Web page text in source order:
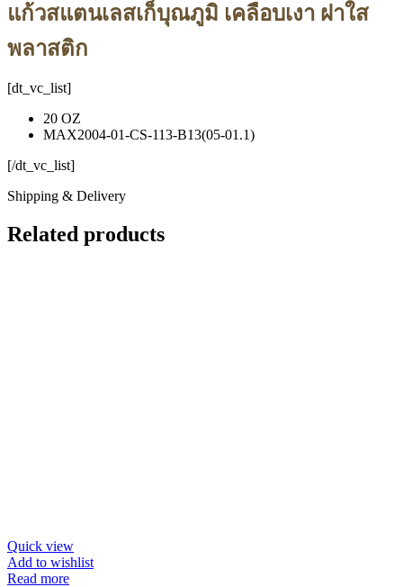
แก้วสแตนเลสเก็บุณภูมิ เคลือบเงา ฝาใส
พลาสติก
[dt_vc_list]
20 OZ
MAX2004-01-CS-113-B13(05-01.1)
[/dt_vc_list]
Shipping & Delivery
Related products
Quick view
Add to wishlist
Read more